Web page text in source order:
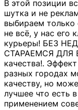
В этой позиции
шутка и не
выбираем
не всё, у нас его
курьеры! БЕЗ
СТАРАЕМСЯ ДЛЯ
качества!.
разных городах
качеству, но
лучшее что есть
применением